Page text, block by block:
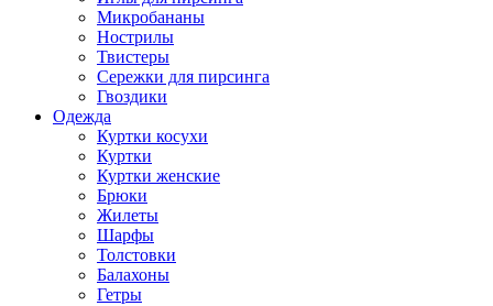
Микробананы
Нострилы
Твистеры
Сережки для пирсинга
Гвоздики
Одежда
Куртки косухи
Куртки
Куртки женские
Брюки
Жилеты
Шарфы
Толстовки
Балахоны
Гетры